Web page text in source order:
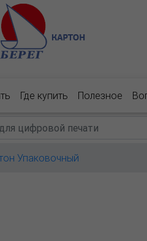
Где купить Полезное
Упаковочный